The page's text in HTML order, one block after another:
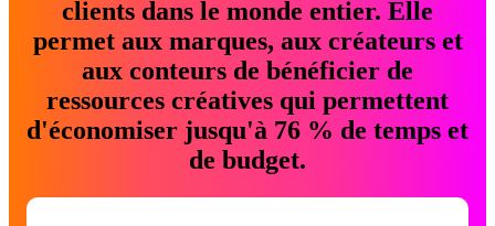
clients dans le monde entier. Elle
permet aux marques, aux créateurs et
aux conteurs de bénéficier de
ressources créatives qui permettent
d'économiser jusqu'à 76 % de temps et
de budget.